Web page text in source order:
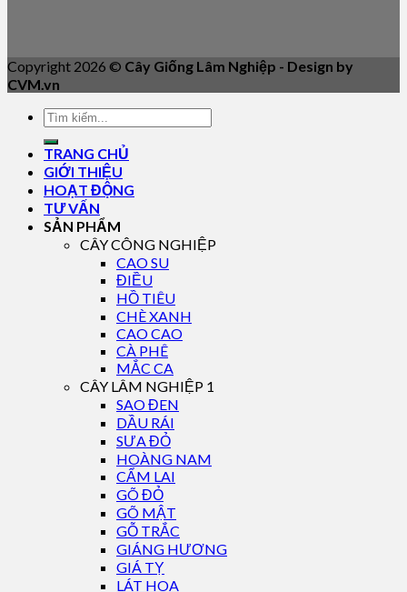
Copyright 2026 © Cây Giống Lâm Nghiệp - Design by
CVM.vn
TRANG CHỦ
GIỚI THIỆU
HOẠT ĐỘNG
TƯ VẤN
SẢN PHẨM
CÂY CÔNG NGHIỆP
CAO SU
ĐIỀU
HỒ TIÊU
CHÈ XANH
CAO CAO
CÀ PHÊ
MẮC CA
CÂY LÂM NGHIỆP 1
SAO ĐEN
DẦU RÁI
SƯA ĐỎ
HOÀNG NAM
CẨM LAI
GÕ ĐỎ
GÕ MẬT
GỖ TRẮC
GIÁNG HƯƠNG
GIÁ TỴ
LÁT HOA